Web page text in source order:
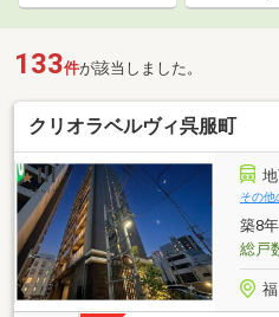
133件が該当しました。
クリオラベルヴィ呉服町
その他
築8
総戸